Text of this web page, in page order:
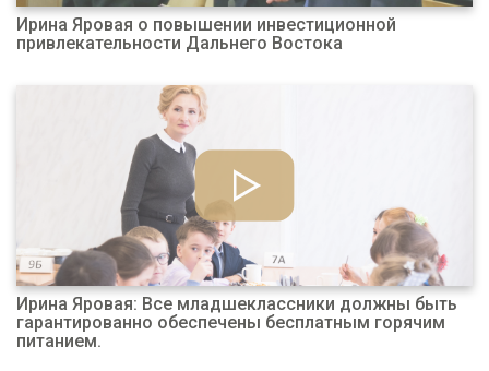
Ирина Яровая о повышении инвестиционной
привлекательности Дальнего Востока
Ирина Яровая: Все младшеклассники должны быть
гарантированно обеспечены бесплатным горячим
питанием.